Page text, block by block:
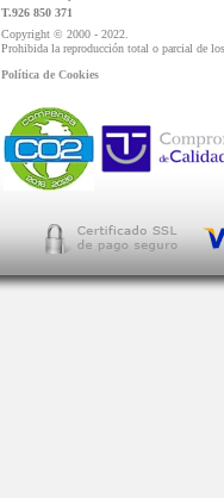
T.926 850 371
Copyright © 2000 - 2022.
Prohibida la reproducción total o parcial de
Política de Cookies